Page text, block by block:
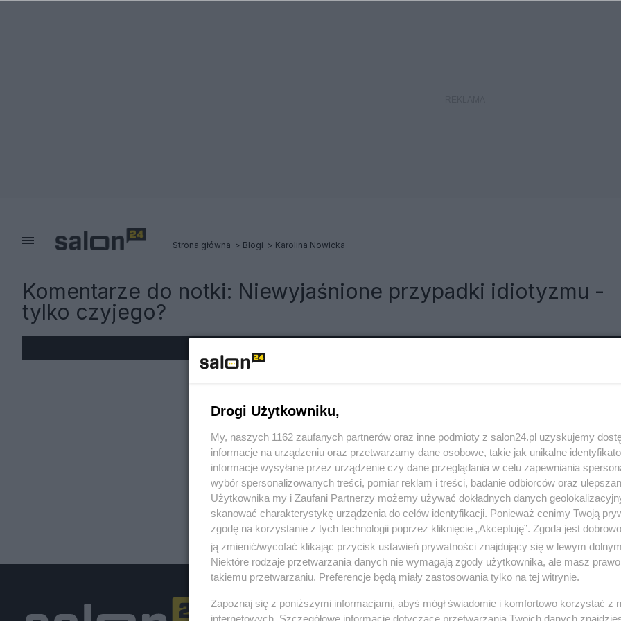
Strona główna Blogi Karolina Nowicka
Komentarze do notki: Niewyjaśnione przypadki idiotyzmu -
tylko czyjego?
Polityka Gospodarka
Drogi Użytkowniku,
My, naszych 1162 zaufanych partnerów oraz inne podmioty z salon24.pl uzyskujemy
informacje na urządzeniu oraz przetwarzamy dane osobowe, takie jak unikalne
informacje wysyłane przez urządzenie czy dane przeglądania w celu zapewniania
wybór spersonalizowanych treści, pomiar reklam i treści, badanie odbiorców oraz
Użytkownika my i Zaufani Partnerzy możemy używać dokładnych danych
skanować charakterystykę urządzenia do celów identyfikacji. Ponieważ cenimy Twoją
zgodę na korzystanie z tych technologii poprzez kliknięcie „Akceptuję”. Zgoda jest
ją zmienić/wycofać klikając przycisk ustawień prywatności znajdujący się w lewym
Niektóre rodzaje przetwarzania danych nie wymagają zgody użytkownika, ale masz
takiemu przetwarzaniu. Preferencje będą miały zastosowania tylko na tej witrynie.
Zapoznaj się z poniższymi informacjami, abyś mógł świadomie i komfortowo korzystać z
internetowych. Szczegółowe informacje dotyczące przetwarzania Twoich danych